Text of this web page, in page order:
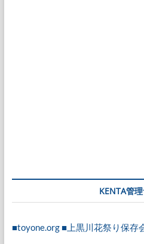
KENTA管
■toyone.org ■上黒川花祭り保存